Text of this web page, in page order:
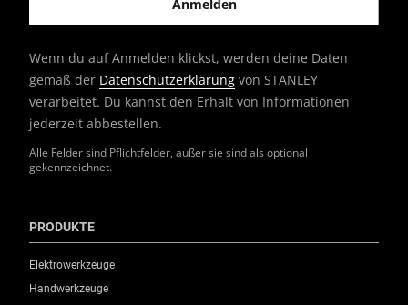
Alle Felder sind Pflichtfelder, außer sie sind als optional
gekennzeichnet.
Wenn du auf Anmelden klickst, werden deine Daten
gemäß der Datenschutzerklärung von STANLEY
verarbeitet. Du kannst den Erhalt von Informationen
jederzeit abbestellen.
PRODUKTE
Elektrowerkzeuge
Handwerkzeuge